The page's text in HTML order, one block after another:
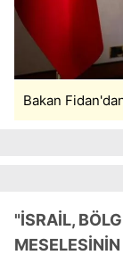
Bakan
"İSRAİL,